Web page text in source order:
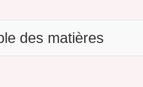
des matières